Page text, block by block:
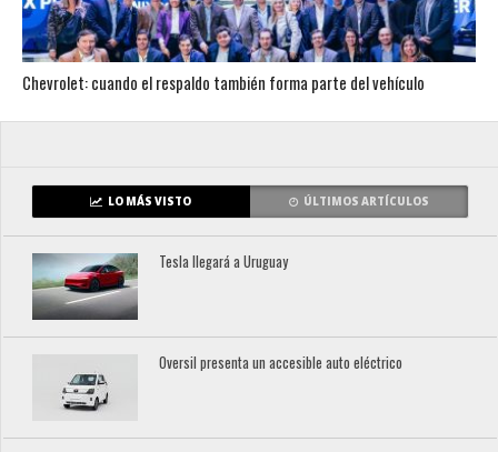
Chevrolet: cuando el respaldo también forma parte del vehículo
LO MÁS VISTO ÚLTIMOS ARTÍCULOS
Tesla llegará a Uruguay
Oversil presenta un accesible auto eléctrico